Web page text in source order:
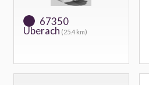
67350
Uberach (25.4 km)